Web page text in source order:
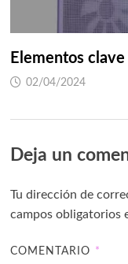
Elementos
02/04/2024
Deja un
Tu dirección de
campos obligatorios
COMENTARIO *